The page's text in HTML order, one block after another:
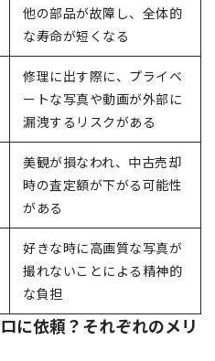
他の部品が故障し、全体的
な寿命が短くなる
修理に出す際に、プライベ
ートな写真や動画が外部に
漏洩するリスクがある
美観が損なわれ、中古売却
時の査定額が下がる可能性
がある
好きな時に高画質な写真が
撮れないことによる精神的
な負担
に依頼？それぞれのメリ